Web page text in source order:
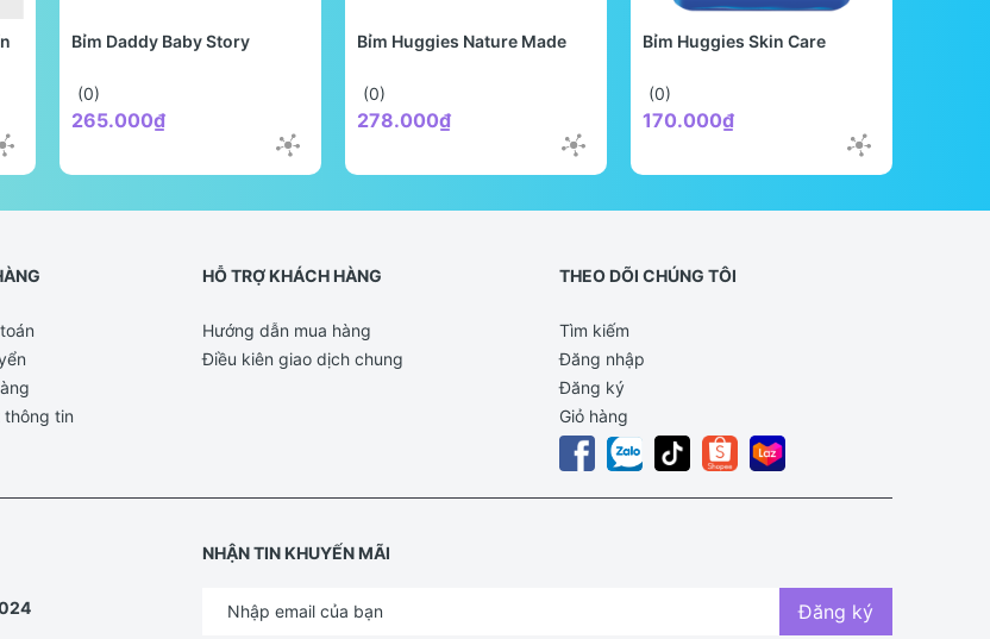
Bỉm Daddy Baby Story
(0)
265.000₫
Bỉm Huggies Nature Made
(0)
278.000₫
Bỉm Huggies Skin Care
(0)
170.000₫
thông tin
HỖ TRỢ KHÁCH HÀNG
Hướng dẫn mua hàng
Điều kiên giao dịch chung
THEO DÕI CHÚNG TÔI
Tìm kiếm
Đăng nhập
Đăng ký
Giỏ hàng
NHẬN TIN KHUYẾN MÃI
Đăng ký